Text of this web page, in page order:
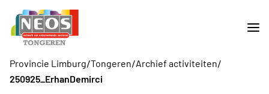
Provincie Limburg/Tongeren/Archief activiteiten/
250925_ErhanDemirci